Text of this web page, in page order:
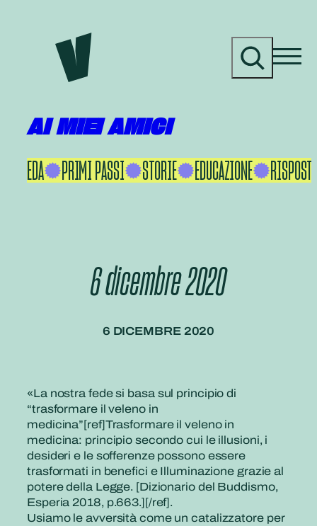
contenuto
r
AI MIEI AMICI
IKEDA PRIMI PASSI STORIE EDUCAZIONE
6 dicembre 2020
6 DICEMBRE 2020
«La nostra fede si basa sul principio di
“trasformare il veleno in
medicina”[ref]Trasformare il veleno in
medicina: principio secondo cui le illusioni, i
desideri e le sofferenze possono essere
trasformati in benefici e Illuminazione grazie al
potere della Legge. [Dizionario del Buddismo,
Esperia 2018, p.663.][/ref].
Usiamo le avversità come un catalizzatore per